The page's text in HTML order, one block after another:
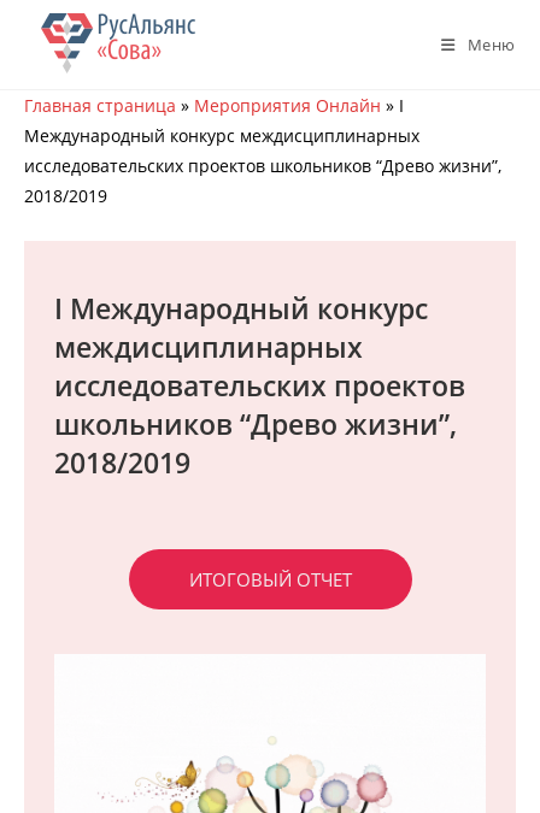
Перейти
содержимому
Меню
Главная страница » Мероприятия Онлайн » I
Международный конкурс междисциплинарных
исследовательских проектов школьников “Древо жизни”,
2018/2019
I Международный конкурс
междисциплинарных
исследовательских проектов
школьников “Древо жизни”,
2018/2019
ИТОГОВЫЙ ОТЧЕТ